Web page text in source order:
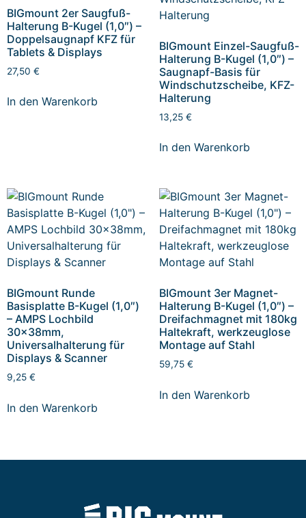
BIGmount 2er Saugfuß-
Halterung B-Kugel (1,0″) –
Doppelsaugnapf KFZ für
Tablets & Displays
27,50 €
In den Warenkorb
BIGmount Einzel-Saugfuß-
Halterung B-Kugel (1,0″) –
Saugnapf-Basis für
Windschutzscheibe, KFZ-
Halterung
13,25 €
In den Warenkorb
BIGmount Runde
Basisplatte B-Kugel (1,0″)
– AMPS Lochbild
30x38mm,
Universalhalterung für
Displays & Scanner
9,25 €
In den Warenkorb
BIGmount 3er Magnet-
Halterung B-Kugel (1,0″) –
Dreifachmagnet mit 180kg
Haltekraft, werkzeuglose
Montage auf Stahl
59,75 €
In den Warenkorb